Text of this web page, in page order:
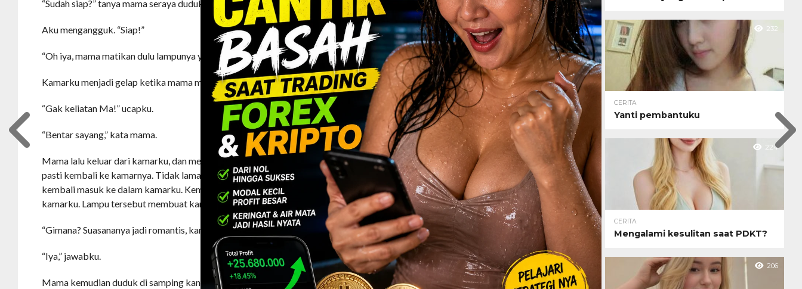
“Sudah siap?” tanya mama seraya duduk di sampingku.
Aku mengangguk. “Siap!”
“Oh iya, mama matikan dulu lampunya ya,” kata mama sembari bangkit berdiri.
Kamarku menjadi gelap ketika mama mematikan lampu.
“Gak keliatan Ma!” ucapku.
“Bentar sayang,” kata mama.
Mama lalu keluar dari kamarku, dan menutup pintu kamarku. Aku yakin mama
pasti kembali ke kamarnya. Tidak lama kemudian, pintu kamarku terbuka. Mama
kembali masuk ke dalam kamarku. Kemudian, sebuah lampu tidur menerangi
kamarku. Lampu tersebut membuat kamarku bernuansa remang – remang.
“Gimana? Suasananya jadi romantis, kan?” kata mama dengan tersenyum.
“Iya,” jawabku.
Mama kemudian duduk di samping kananku, lalu dia menyentuh pipiku dengan
232
CERITA
Yanti pembantuku
224
CERITA
Mengalami kesulitan saat PDKT?
206